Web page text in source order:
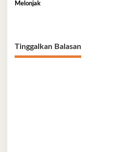
Melonjak
Tinggalkan Balasan